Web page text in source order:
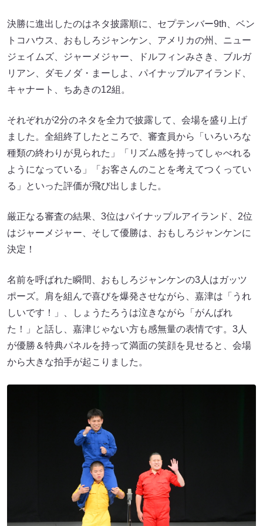
決勝に進出したのはネタ披露順に、セプテンバー9th、ベン
トコハウス、おもしろジャンケン、アメリカの州、ニュー
ジェイムズ、ジャーメジャー、ドルフィンみさき、ブルガ
リアン、ダモノダ・まーしよ、パイナップルアイランド、
キャナート、ちあきの12組。
それぞれが2分のネタを全力で披露して、会場を盛り上げ
ました。全組終了したところで、審査員から「いろいろな
種類の終わりが見られた」「リズム感を持ってしゃべれる
ようになっている」「お客さんのことを考えてつくってい
る」といった評価が飛び出しました。
厳正なる審査の結果、3位はパイナップルアイランド、2位
はジャーメジャー、そして優勝は、おもしろジャンケンに
決定！
名前を呼ばれた瞬間、おもしろジャンケンの3人はガッツ
ポーズ。肩を組んで喜びを爆発させながら、嘉津は「うれ
しいです！」、しょうたろうは泣きながら「がんばれ
た！」と話し、嘉津じゃない方も感無量の表情です。3人
が優勝＆特典パネルを持って満面の笑顔を見せると、会場
から大きな拍手が起こりました。